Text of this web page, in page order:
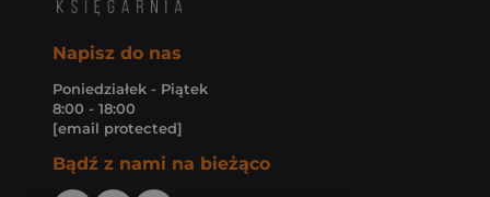
Napisz do nas
Poniedziałek - Piątek
8:00 - 18:00
[email protected]
Bądź z nami na bieżąco